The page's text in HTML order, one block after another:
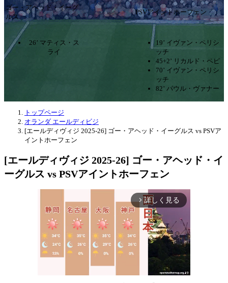
ゴー・アヘッド・イーグ
ルス
PSVアイントホーフェン
26’ マティス・ス
ライ
19’ イヴァン・ペリシ
ッチ
45+2’ リカルド・ペピ
70’ イヴァン・ペリシ
ッチ
82’ パウル・ヴァナー
トップページ
オランダ エールディビジ
[エールディヴィジ 2025-26] ゴー・アヘッド・イーグルス vs PSVア
イントホーフェン
[エールディヴィジ 2025-26] ゴー・アヘッド・イ
ーグルス vs PSVアイントホーフェン
arrow_forward_ios 詳しく見る